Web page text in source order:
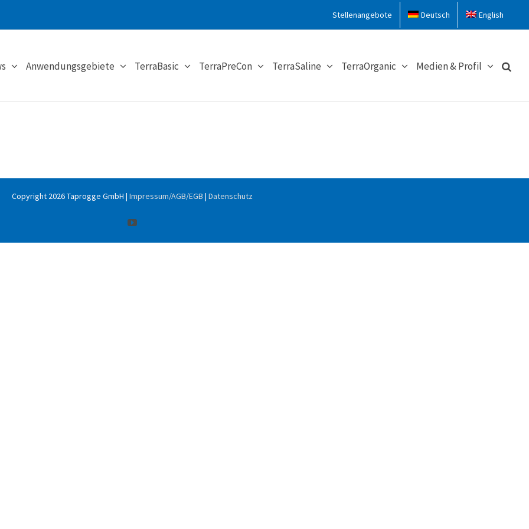
Stellenangebote Deutsch English
Anwendungsgebiete TerraBasic TerraPreCon TerraSaline TerraOrganic Medien & Profil
Copyright 2026 Taprogge GmbH | Impressum/AGB/EGB | Datenschutz
YouTube